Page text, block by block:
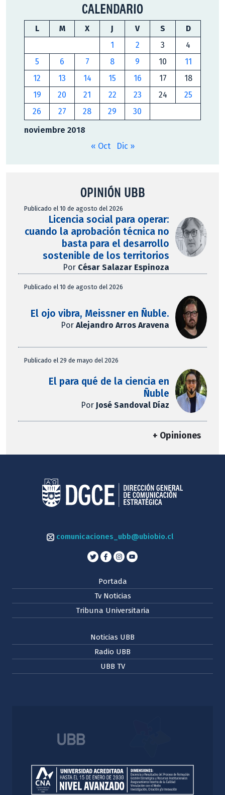
CALENDARIO
noviembre 2018
L M X J V S
D
1
2 3
4
5
6 7 8 9 10
11
12
13 14 15 16 17
18
19
20 21 22 23 24
25
26
27 28 29 30
« Oct Dic »
OPINIÓN UBB
Publicado el 10 de agosto del 2026
Licencia social para operar:
cuando la aprobación técnica no
basta para el desarrollo
sostenible de los territorios
Por César Salazar Espinoza
Publicado el 10 de agosto del 2026
El ojo vibra, Meissner en Ñuble.
PorAlejandro Arros Aravena
Publicado el 29 de mayo del 2026
El para qué de la ciencia en
Ñuble
Por José Sandoval Díaz
+ Opiniones
comunicaciones_ubb@ubiobio.cl
Portada
Tv Noticias
Tribuna Universitaria
Noticias UBB
Radio UBB
UBB TV